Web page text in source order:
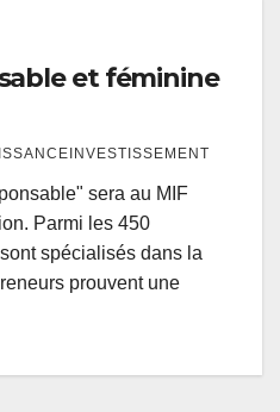
et féminine
sera au MIF
Parmi les 450
spécialisés dans la
prouvent une